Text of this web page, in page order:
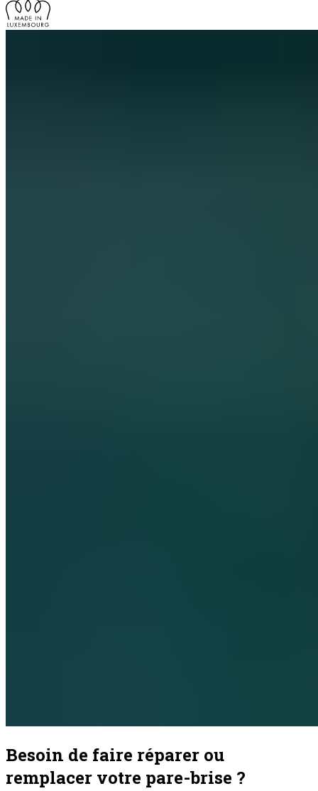
Besoin de faire réparer ou
remplacer votre pare-brise ?